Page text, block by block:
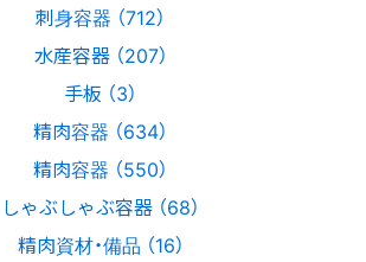
刺身容器 （712）
水産容器 （207）
手板 （3）
精肉容器 （634）
精肉容器 （550）
しゃぶしゃぶ容器 （68）
精肉資材・備品 （16）